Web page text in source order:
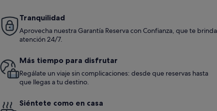
Tranquilidad
Aprovecha nuestra Garantía Reserva con Confianza, que te brinda
atención 24/7.
Más tiempo para disfrutar
Regálate un viaje sin complicaciones: desde que reservas hasta
que llegas a tu destino.
Siéntete como en casa